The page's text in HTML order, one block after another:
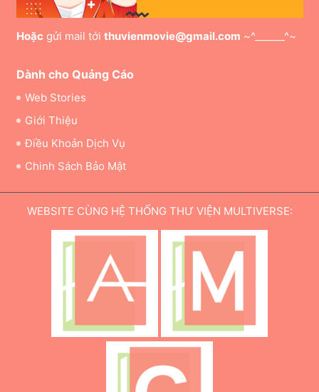
Hoặc gửi mail tới thuvienmovie@gmail.com ~^______^~
Dành cho Quảng Cáo
Web Stories
Giới Thiệu
Điều Khoản Dịch Vụ
Chinh Sách Bảo Mật
WEBSITE CÙNG HỆ THỐNG THƯ VIỆN MULTIVERSE: